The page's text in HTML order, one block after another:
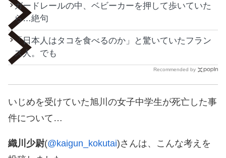
ガードレールの中、ベビーカーを押して歩いていた
ら…絶句
「日本人はタコを食べるのか」と驚いていたフラン
ス人。でも
Recommended by
いじめを受けていた旭川の女子中学生が死亡した事
件について…
織川少尉(@kaigun_kokutai)さんは、こんな考えを